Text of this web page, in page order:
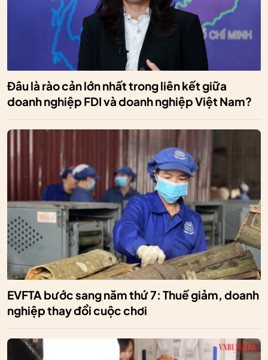
Đâu là rào cản lớn nhất trong liên kết giữa
doanh nghiệp FDI và doanh nghiệp Việt Nam?
EVFTA bước sang năm thứ 7: Thuế giảm, doanh
nghiệp thay đổi cuộc chơi